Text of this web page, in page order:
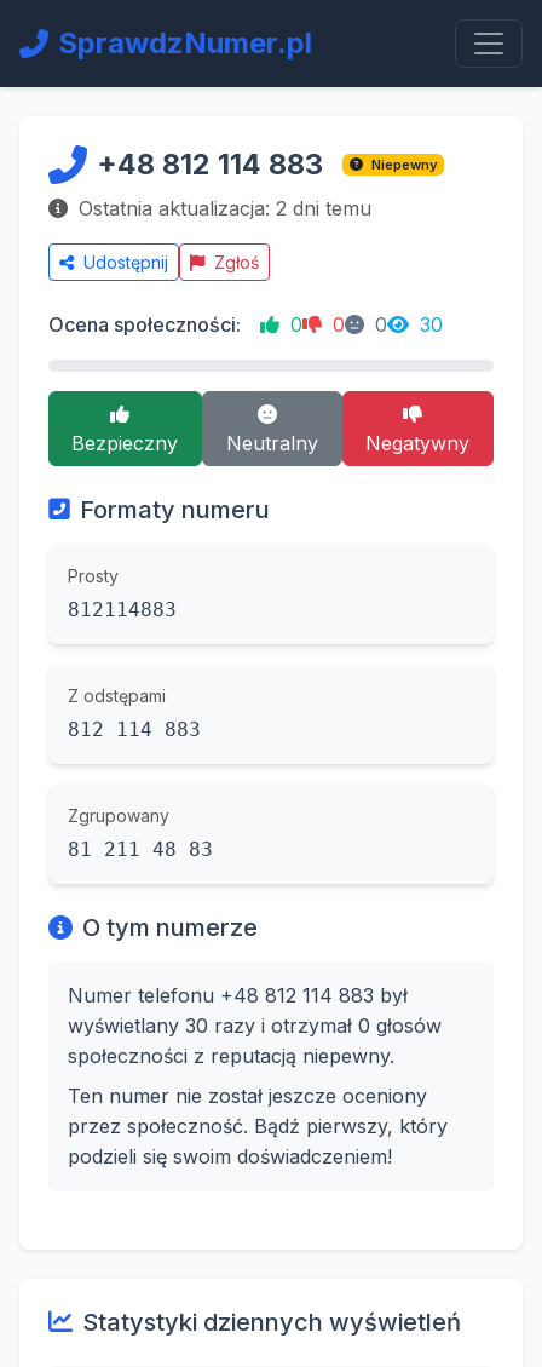
SprawdzNumer.pl
+48 812 114 883 Niepewny
Ostatnia aktualizacja: 2 dni temu
Udostępnij Zgłoś
Ocena społeczności: 0 0 0 30
Bezpieczny Neutralny Negatywny
Formaty numeru
Prosty
812114883
Z odstępami
812 114 883
Zgrupowany
81 211 48 83
O tym numerze
Numer telefonu +48 812 114 883 był
wyświetlany 30 razy i otrzymał 0 głosów
społeczności z reputacją niepewny.
Ten numer nie został jeszcze oceniony
przez społeczność. Bądź pierwszy, który
podzieli się swoim doświadczeniem!
Statystyki dziennych wyświetleń